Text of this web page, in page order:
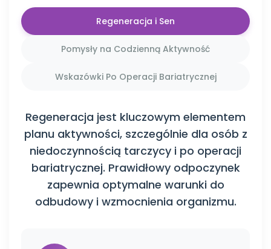
Regeneracja i Sen
Pomysły na Codzienną Aktywność
Wskazówki Po Operacji Bariatrycznej
Regeneracja jest kluczowym elementem
planu aktywności, szczególnie dla osób z
niedoczynnością tarczycy i po operacji
bariatrycznej. Prawidłowy odpoczynek
zapewnia optymalne warunki do
odbudowy i wzmocnienia organizmu.